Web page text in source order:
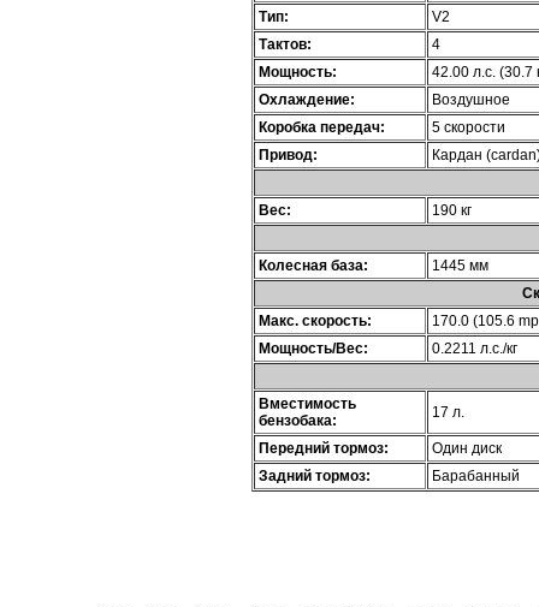
Тип:
V2
Тактов:
4
Мощность:
42.00 л.с. (30.7
Охлаждение:
Воздушное
Коробка передач:
5 скорости
Привод:
Кардан
Вес: 190 кг
Колесная база:
1445 мм
Макс. скорость:
170.0 (105.6
Мощность/Вес:
0.2211 л.с./кг
Вместимость
бензобака:
17 л.
Передний тормоз:
Один диск
Задний тормоз:
Барабанный